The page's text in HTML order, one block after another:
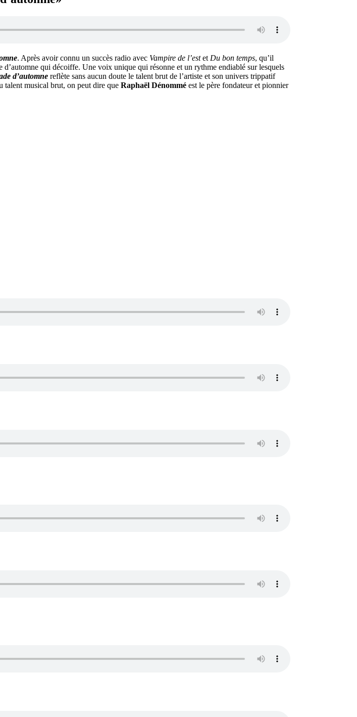
. Après avoir connu un succès radio avec Vampire de l’estet Du bon temps, qu’il
qui décoiffe. Une voix unique qui résonne et un rythme endiablé sur lesquels
d’automne reflète sans aucun doute le talent brut de l’artiste et son univers trippatif
talent musical brut, on peut dire que Raphaël Dénommé est le père fondateur et pionnier